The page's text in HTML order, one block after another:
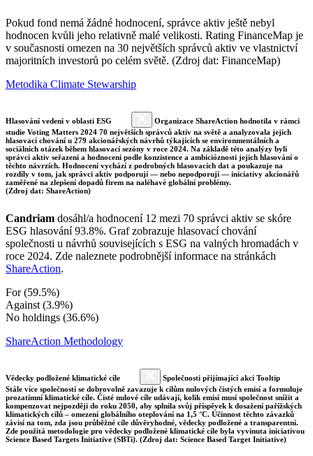
Pokud fond nemá žádné hodnocení, správce aktiv ještě nebyl
hodnocen kvůli jeho relativně malé velikosti. Rating FinanceMap je
v současnosti omezen na 30 největších správců aktiv ve vlastnictví
majoritních investorů po celém světě. (Zdroj dat: FinanceMap)
Metodika Climate Stewarship
Hlasování vedení v oblasti ESG
Organizace ShareAction hodnotila v rámci
studie Voting Matters 2024 70 největších správců aktiv na světě a analyzovala jejich
hlasovací chování u 279 akcionářských návrhů týkajících se environmentálních a
sociálních otázek během hlasovací sezóny v roce 2024. Na základě této analýzy byli
správci aktiv seřazeni a hodnoceni podle konzistence a ambicióznosti jejich hlasování o
těchto návrzích. Hodnocení vychází z podrobných hlasovacích dat a poukazuje na
rozdíly v tom, jak správci aktiv podporují — nebo nepodporují — iniciativy akcionářů
zaměřené na zlepšení dopadů firem na naléhavé globální problémy.
(Zdroj dat: ShareAction)
Candriam dosáhl/a hodnocení 12 mezi 70 správci aktiv se skóre
ESG hlasování 93.8%. Graf zobrazuje hlasovací chování
společnosti u návrhů souvisejících s ESG na valných hromadách v
roce 2024. Zde naleznete podrobnější informace na stránkách
ShareAction.
For (59.5%)
Against (3.9%)
No holdings (36.6%)
ShareAction Methodology
Vědecky podložené klimatické cíle
Společnosti přijímající akci Tooltip
Stále více společností se dobrovolně zavazuje k cílům nulových čistých emisí a formuluje
prozatímní klimatické cíle. Čisté nulové cíle udávají, kolik emisí musí společnost snížit a
kompenzovat nejpozději do roku 2050, aby splnila svůj příspěvek k dosažení pařížských
klimatických cílů – omezení globálního oteplování na 1,5 °C. Účinnost těchto závazků
závisí na tom, zda jsou průběžné cíle důvěryhodné, vědecky podložené a transparentní.
Zde použitá metodologie pro vědecky podložené klimatické cíle byla vyvinuta iniciativou
Science Based Targets Initiative (SBTi). (Zdroj dat: Science Based Target Initiative)